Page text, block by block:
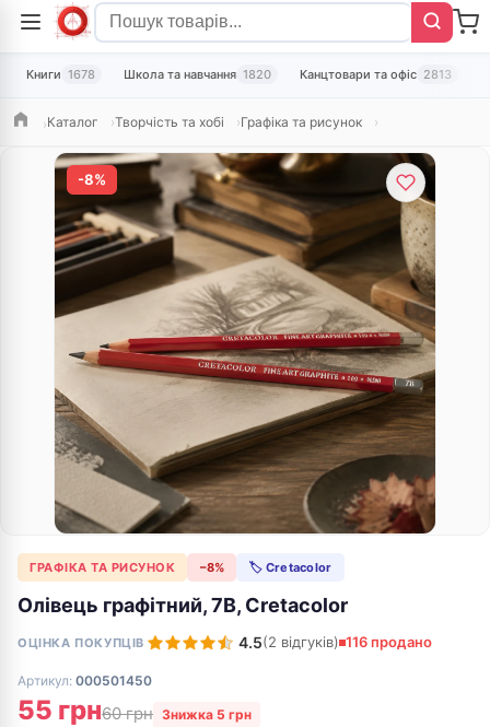
Книги 1678 Школа та навчання 1820 Канцтовари та офіс 2813
ГоловнаКаталог Творчість та хобі Графіка та рисунок
-8%
ГРАФІКА ТА РИСУНОК −8% 🏷 Cretacolor
Олівець графітний, 7B, Cretacolor
ОЦІНКА ПОКУПЦІВ 4.5(2 відгуків) 116 продано
Артикул: 000501450
55 грн60 грн Знижка 5 грн